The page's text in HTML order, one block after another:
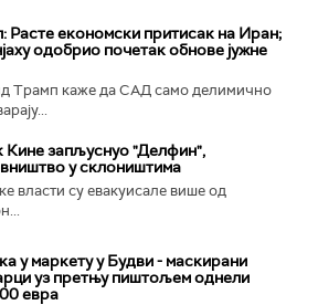
Расте економски притисак на Иран;
одобрио почетак обнове јужне
Трамп каже да САД само делимично
Кине запљуснуо "Делфин",
у склоништима
власти су евакуисале више од
у маркету у Будви - маскирани
уз претњу пиштољем однели
евра